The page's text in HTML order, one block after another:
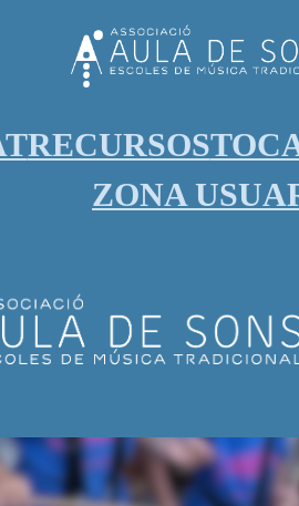
RECURSOS
ZONA